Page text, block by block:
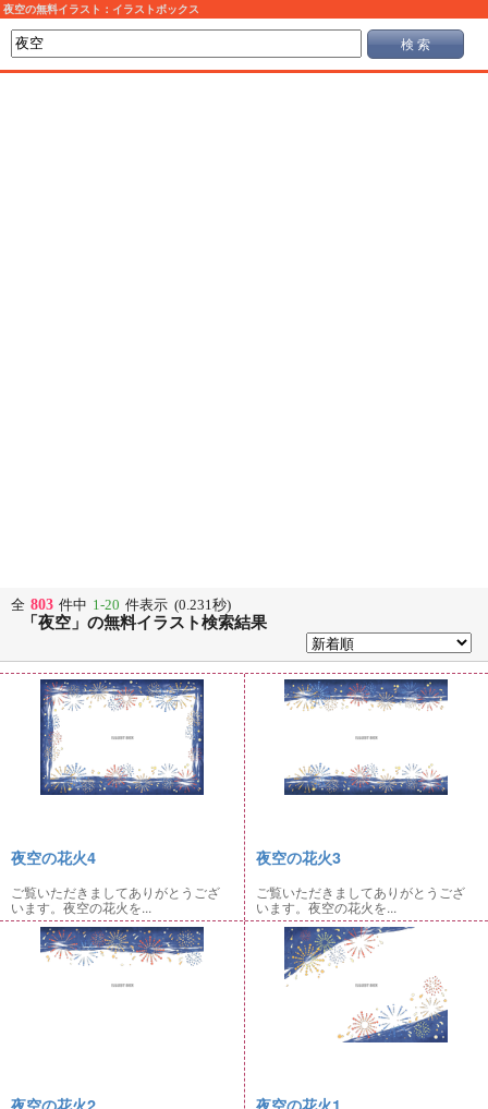
夜空の無料イラスト：イラストボックス
検 索
全 803 件中 1-20 件表示 (0.231秒)
「夜空」の無料イラスト検索結果
夜空の花火4
ご覧いただきましてありがとうござ
います。夜空の花火を...
夜空の花火3
ご覧いただきましてありがとうござ
います。夜空の花火を...
夜空の花火2 夜空の花火1